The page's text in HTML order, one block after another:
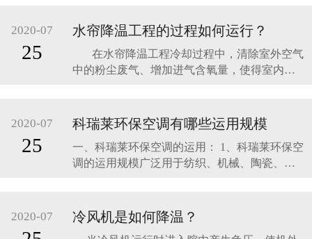
厂、服装厂、玩具厂、菜市场等；2、有发热设
备或高温的生产场所，如：机械加工、注塑、
电镀、冶金、印刷、食品加工、玻璃、家电等
生产车间：需要门户
2020-07
25
水帘降温工程的过程如何运行？
在水帘降温工程冷却过程中，清除室外空气
中的粉尘废气、增加进气含氧量，使得室内空
就是用冷风机与保温风管组合实现岗位精准降
温，能够把最便宜最有效果的凉风准确送到每
个需
2020-07
25
科瑞莱环保空调有哪些运用规模
一、科瑞莱环保空调的运用： 1、科瑞莱环保空
调的运用规模广泛用于纺织、机械、陶瓷、精
印、包装、食品等加工业； 3、医院、候诊
室、校园、候车室、超级商场、洗衣房 、厨
2020-07 冷风机是如何降温？